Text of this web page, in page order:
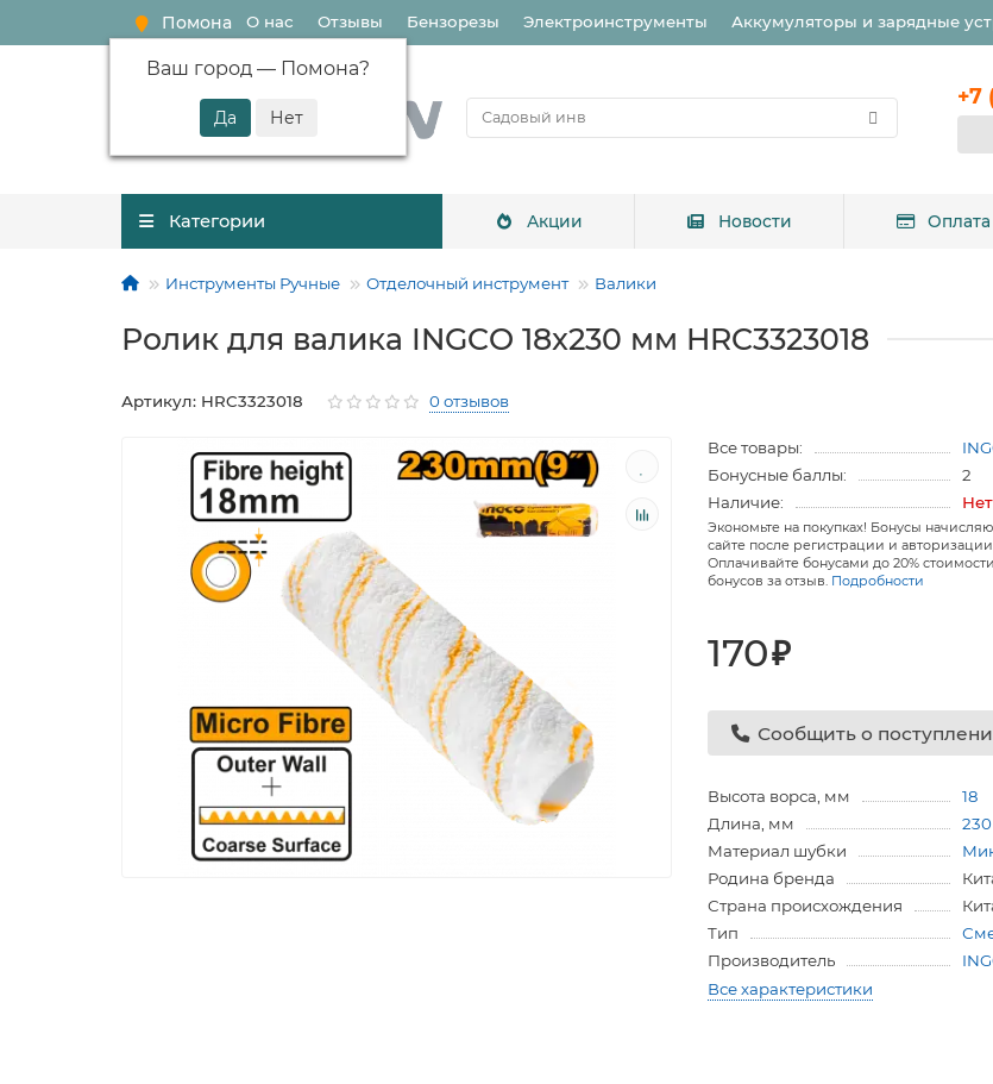
Помона
Ваш город — Помона?
О нас Отзывы Бензорезы Электроинструменты Аккумуляторы и зарядные
+7
Категории Акции Новости Оплата
Инструменты Ручные Отделочный инструмент Валики
Ролик для валика INGCO 18x230 мм HRC3323018
Артикул: HRC3323018 0 отзывов
Все товары:
Бонусные баллы:
2
Наличие:
Экономьте на покупках! Бонусы
сайте после регистрации и авторизации.
Оплачивайте бонусами до 20%
бонусов за отзыв. Подробности
170₽
Сообщить о
Высота ворса, мм
18
Длина, мм
230
Материал шубки
Родина бренда
Страна происхождения
Тип
Производитель
Все характеристики